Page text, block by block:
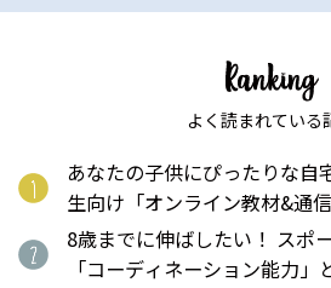
よく読まれている
あなたの子供にぴったりな自
生向け「オンライン教材&通
8歳までに伸ばしたい！ スポ
「コーディネーション能力」